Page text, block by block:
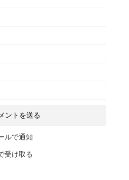
ルで通知
受け取る